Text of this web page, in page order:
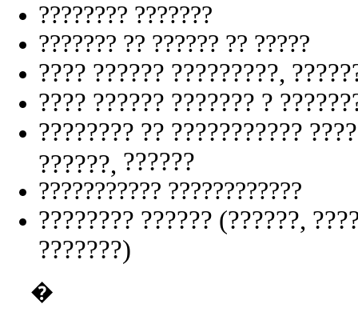
???????? ???????
??????? ?? ?????? ?? ?????
???? ?????? ?????????,
???? ?????? ??????? ?
???????? ?? ???????????
??????, ??????
??????????? ????????????
???????? ?????? (??????,
???????)
�